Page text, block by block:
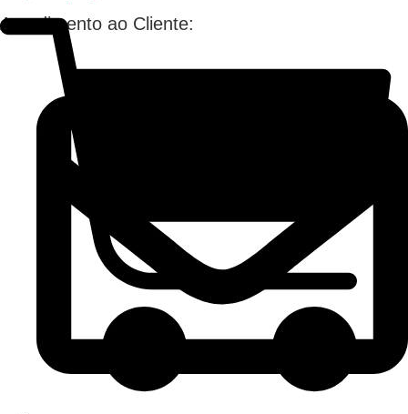
Atendimento ao Cliente: